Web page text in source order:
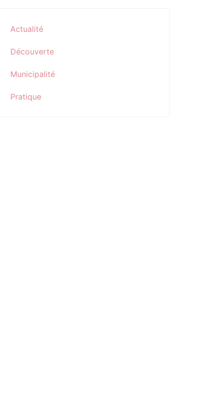
Actualité
Découverte
Municipalité
Pratique